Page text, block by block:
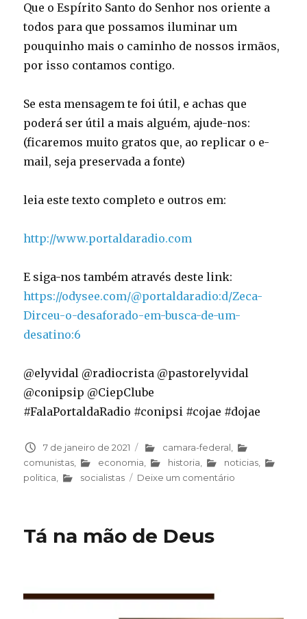
Que o Espírito Santo do Senhor nos oriente a
todos para que possamos iluminar um
pouquinho mais o caminho de nossos irmãos,
por isso contamos contigo.
Se esta mensagem te foi útil, e achas que
poderá ser útil a mais alguém, ajude-nos:
(ficaremos muito gratos que, ao replicar o e-
mail, seja preservada a fonte)
leia este texto completo e outros em:
http://www.portaldaradio.com
E siga-nos também através deste link:
https://odysee.com/@portaldaradio:d/Zeca-
Dirceu-o-desaforado-em-busca-de-um-
desatino:6
@elyvidal @radiocrista @pastorelyvidal
@conipsip @CiepClube
#FalaPortaldaRadio #conipsi #cojae #dojae
Publicado
em
7 de janeiro de 2021 Categorias
camara-federal
comunistas
economia historia noticias
politica
socialistas Deixe um comentário
Tá na mão de Deus